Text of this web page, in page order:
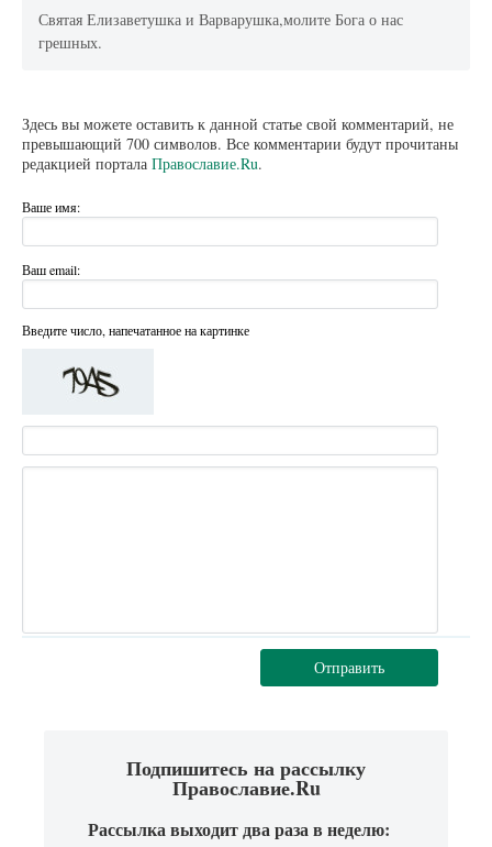
Святая Елизаветушка и Варварушка,молите Бога о нас
грешных.
Здесь вы можете оставить к данной статье свой комментарий, не
превышающий 700 символов. Все комментарии будут прочитаны
редакцией портала Православие.Ru.
Ваше имя:
Ваш email:
Введите число, напечатанное на картинке
Отправить
Подпишитесь на рассылку
Православие.Ru
Рассылка выходит два раза в неделю: